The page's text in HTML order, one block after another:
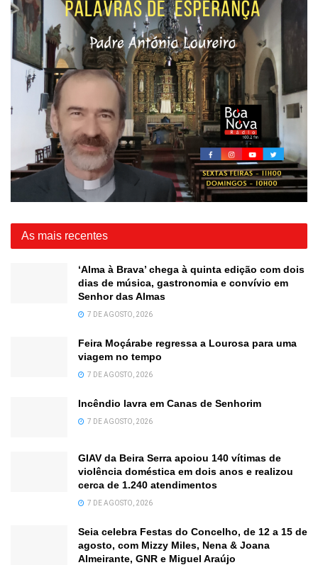
As mais recentes
‘Alma à Brava’ chega à quinta edição com dois
dias de música, gastronomia e convívio em
Senhor das Almas
7 DE AGOSTO, 2026
Feira Moçárabe regressa a Lourosa para uma
viagem no tempo
7 DE AGOSTO, 2026
Incêndio lavra em Canas de Senhorim
7 DE AGOSTO, 2026
GIAV da Beira Serra apoiou 140 vítimas de
violência doméstica em dois anos e realizou
cerca de 1.240 atendimentos
7 DE AGOSTO, 2026
Seia celebra Festas do Concelho, de 12 a 15 de
agosto, com Mizzy Miles, Nena & Joana
Almeirante, GNR e Miguel Araújo